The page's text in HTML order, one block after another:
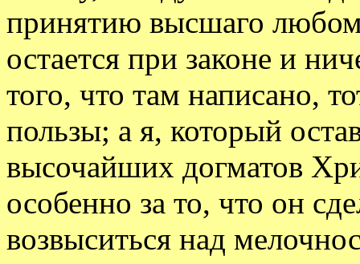
принятию высшаго
остается при законе и
того, что там написано,
пользы; а я, который
высочайших догматов
особенно за то, что он
возвыситься над